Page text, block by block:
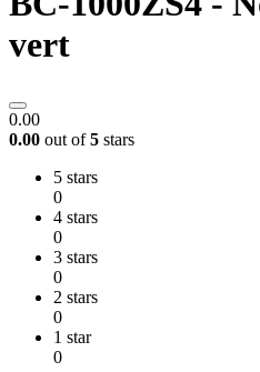
vert
0.00
0.00 out of5 stars
5 stars
0
4 stars
0
3 stars
0
2 stars
0
1 star
0